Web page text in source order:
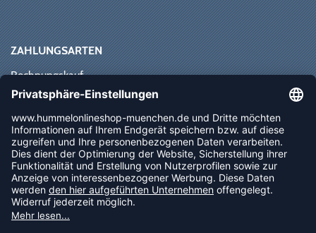
ZAHLUNGSARTEN
Rechnungskauf
Paypal
Vorkasse
Sofortüberweisung
NEWSLETTER